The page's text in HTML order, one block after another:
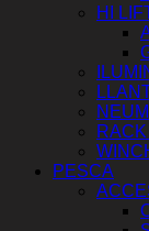
HI
PESCA